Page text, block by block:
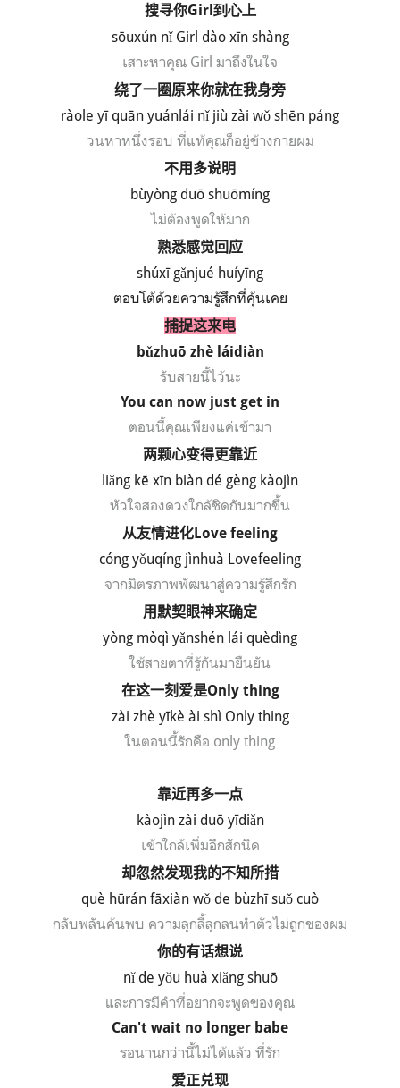
搜寻你Girl 到心上
sōuxún nǐ Girl dào xīn shàng
เสาะหาคุณ Girl มาถึงในใจ
绕了一圈原来你就在我身旁
ràole yī quān yuánlái nǐ jiù zài wǒ shēn páng
วนหาหนึ่งรอบ ที่แท้คุณก็อยู่ข้างกายผม
不用多说明
bùyòng duō shuōmíng
ไม่ต้องพูดให้มาก
熟悉感觉回应
shúxī gǎnjué huíyīng
ตอบโต้ด้วยความรู้สึกที่คุ้นเคย
捕捉这来电
bǔzhuō zhè l áidiàn
รับสายนี้ไว้นะ
You can now just get in
ตอนนี้คุณเพียงแค่เข้ามา
两颗心变得更靠近
liǎng kē xīn biàn dé gèng kàojìn
หัวใจสองดวงใกล้ชิดกันมากขึ้น
从友情进化Love feeling
cóng yǒuqíng jìnhuà Lovefeeling
จากมิตรภาพพัฒนาสู่ความรู้สึกรัก
用默契眼神来确定
yòng mòqì yǎnshén lái quèdìng
ใช้สายตาที่รู้กันมายืนยัน
在这一刻爱是Only thing
zài zhè yīkè ài shì Only thing
ในตอนนี้รักคือ only thing
靠近再多一点
kàojìn zài duō yīdiǎn
เข้าใกล้เพิ่มอีกสักนิด
却忽然发现我的不知所措
què hūrán fāxiàn wǒ de bùzhī suǒ cuò
กลับพลันค้นพบ ความลุกลี้ลุกลนทำตัวไม่ถูกของผม
你的有话想说
nǐde yǒu huà xiǎng shuō
และการมีคำที่อยากจะพูดของคุณ
Can't wait no longer babe
รอนานกว่านี้ไม่ได้แล้ว ที่รัก
爱正兑现